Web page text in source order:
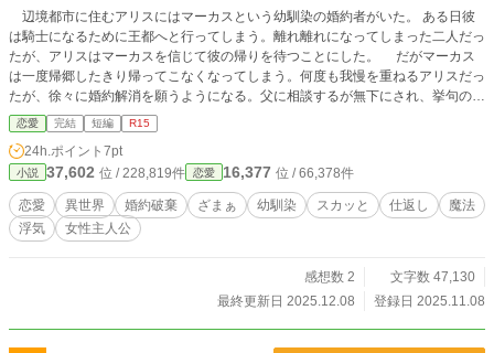
辺境都市に住むアリスにはマーカスという幼馴染の婚約者がいた。 ある日彼
は騎士になるために王都へと行ってしまう。離れ離れになってしまった二人だっ
たが、アリスはマーカスを信じて彼の帰りを待つことにした。 だがマーカス
は一度帰郷したきり帰ってこなくなってしまう。何度も我慢を重ねるアリスだっ
たが、徐々に婚約解消を願うようになる。父に相談するが無下にされ、挙句の果
てには家業のためにこき使われる始末。家族は誰もアリスの味方にはなってくれ
なかった。様々な苦難をひたむきに耐え忍ぶアリス。 そして彼女は婚約者マ
ーカスに会うために王都を目指すことにした。
恋愛 完結 短編 R15
24h.ポイント 7pt
小説 37,602 位 / 228,819件 恋愛 16,377 位 / 66,378件
恋愛 異世界 婚約破棄 ざまぁ 幼馴染 スカッと 仕返し
魔法
浮気
女性主人公
感想数 2
文字数 47,130
最終更新日 2025.12.08
登録日 2025.11.08